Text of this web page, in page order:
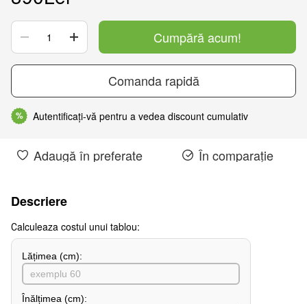
Cumpără acum!
Comanda rapidă
% Autentificați-vă pentru a vedea discount cumulativ
Adaugă în preferate În comparație
Descriere
Сalculeaza costul unui tablou:
Lățimea (сm):
Înălțimea (cm):